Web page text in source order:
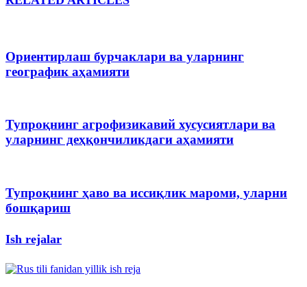
Ориентирлаш бурчаклари ва уларнинг
географик аҳамияти
Тупроқнинг агрофизикавий хусусиятлари ва
уларнинг деҳқончиликдаги аҳамияти
Тупроқнинг ҳаво ва иссиқлик мароми, уларни
бошқариш
Ish rejalar